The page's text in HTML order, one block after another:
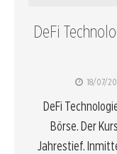
DeFi
18/07/
DeFi
Börse. Der
Jahrestief.